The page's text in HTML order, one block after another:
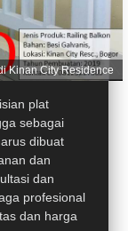
Kinan City Residence
plat
sebagai
dibuat
dan
dan
profesional
dan harga